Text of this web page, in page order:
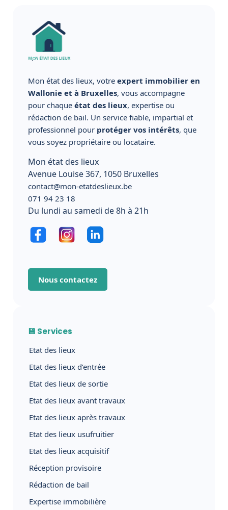
Mon état des lieux, votre expert immobilier en
Wallonie et à Bruxelles, vous accompagne
pour chaque état des lieux, expertise ou
rédaction de bail. Un service fiable, impartial et
professionnel pour protéger vos intérêts, que
vous soyez propriétaire ou locataire.
Mon état des lieux
Avenue Louise 367, 1050 Bruxelles
contact@mon-etatdeslieux.be
071 94 23 18
Du lundi au samedi de 8h à 21h
Nous contactez
💾 Services
Etat des lieux
Etat des lieux d’entrée
Etat des lieux de sortie
Etat des lieux avant travaux
Etat des lieux après travaux
Etat des lieux usufruitier
Etat des lieux acquisitif
Réception provisoire
Rédaction de bail
Expertise immobilière